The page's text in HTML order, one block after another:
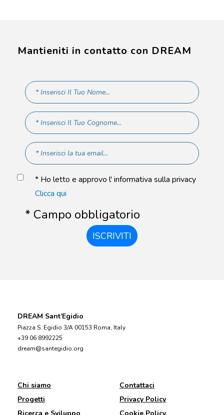
Mantieniti in contatto con DREAM
* Ho letto e approvo l' informativa sulla privacy
Clicca qui
* Campo obbligatorio
ISCRIVITI
DREAM Sant’Egidio
Piazza S. Egidio 3/A 00153 Roma, Italy
+39 06 8992225
dream@santegidio.org
Chi siamo
Progetti
Contattaci
Privacy Policy